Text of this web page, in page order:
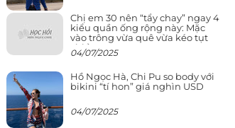
Chị em 30 nên “tẩy chay” ngay 4
kiểu quần ống rộng này: Mặc
vào trông vừa quê vừa kéo tụt
chiều cao
04/07/2025
Hồ Ngọc Hà, Chi Pu so body với
bikini “tí hon” giá nghìn USD
04/07/2025